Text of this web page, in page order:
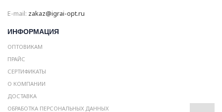
E-mail: zakaz@igrai-opt.ru
ИНФОРМАЦИЯ
ОПТОВИКАМ
ПРАЙС
СЕРТИФИКАТЫ
О КОМПАНИИ
ДОСТАВКА
ОБРАБОТКА ПЕРСОНАЛЬНЫХ ДАННЫХ